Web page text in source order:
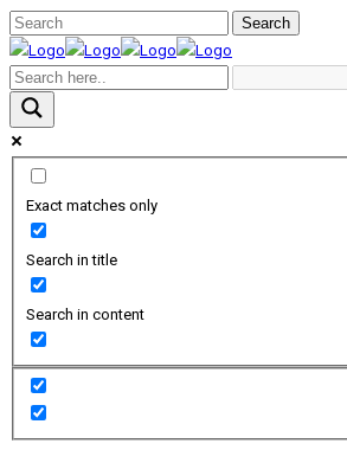
Exact matches only
Search in title
Search in content